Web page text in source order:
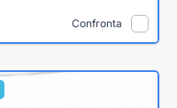
Confronta